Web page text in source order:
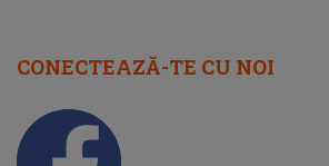
CONECTEAZĂ-TE CU NOI